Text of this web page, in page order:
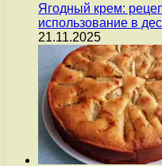
Ягодный крем:
использование в
21.11.2025